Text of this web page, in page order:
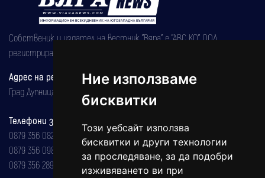
Ние използваме
бисквитки
Този уебсайт използва
бисквитки и други технологии
за проследяване, за да подобри
изживяването ви при
Собственик и издател на вестник "Вяра" е "АВС КО" ООД,
регистрирана на 08.05.2002 година.
Адрес на редакцията
Град Дупница, ул.''Христо Ботев" 43
Телефони за реклама и абонаменти
0879 356 082
0879 356 098
0879 356 289